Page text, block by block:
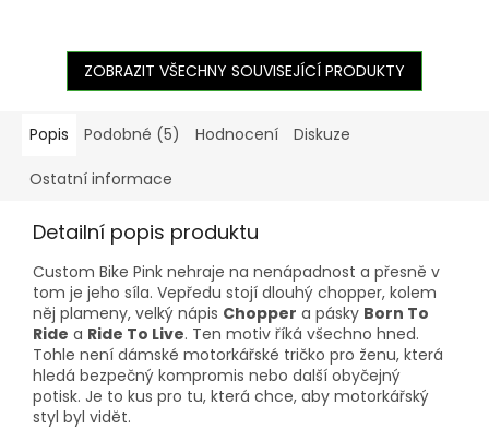
ZOBRAZIT VŠECHNY SOUVISEJÍCÍ PRODUKTY
Popis Podobné (5) Hodnocení Diskuze
Ostatní informace
Detailní popis produktu
Custom Bike Pink nehraje na nenápadnost a přesně v
tom je jeho síla. Vepředu stojí dlouhý chopper, kolem
něj plameny, velký nápis Chopper a pásky Born To
Ride a Ride To Live. Ten motiv říká všechno hned.
Tohle není dámské motorkářské tričko pro ženu, která
hledá bezpečný kompromis nebo další obyčejný
potisk. Je to kus pro tu, která chce, aby motorkářský
styl byl vidět.